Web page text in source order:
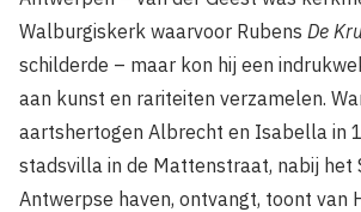
Walburgiskerk waarvoor Rubens De
schilderde – maar kon hij een
aan kunst en rariteiten verzamelen.
aartshertogen Albrecht en Isabella in
stadsvilla in de Mattenstraat, nabij het
Antwerpse haven, ontvangt, toont van